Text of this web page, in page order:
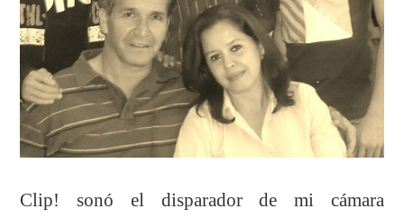
Clip! sonó el disparador de mi cámara